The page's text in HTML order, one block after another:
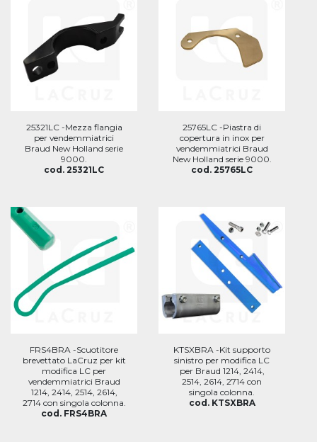
25321LC -Mezza flangia
per vendemmiatrici
Braud New Holland serie
9000.
cod. 25321LC
25765LC -Piastra di
copertura in inox per
vendemmiatrici Braud
New Holland serie 9000.
cod. 25765LC
FRS4BRA -Scuotitore
brevettato LaCruz per kit
modifica LC per
vendemmiatrici Braud
1214, 2414, 2514, 2614,
2714 con singola colonna.
cod. FRS4BRA
KTSXBRA -Kit supporto
sinistro per modifica LC
per Braud 1214, 2414,
2514, 2614, 2714 con
singola colonna.
cod. KTSXBRA